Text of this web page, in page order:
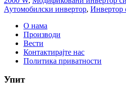
Аутомобилски инвертор, Инвертор
О нама
Производи
Вести
Контактирајте нас
Политика приватности
Упит